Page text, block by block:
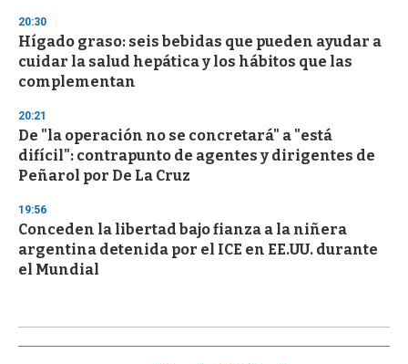
20:30
Hígado graso: seis bebidas que pueden ayudar a
cuidar la salud hepática y los hábitos que las
complementan
20:21
De "la operación no se concretará" a "está
difícil": contrapunto de agentes y dirigentes de
Peñarol por De La Cruz
19:56
Conceden la libertad bajo fianza a la niñera
argentina detenida por el ICE en EE.UU. durante
el Mundial